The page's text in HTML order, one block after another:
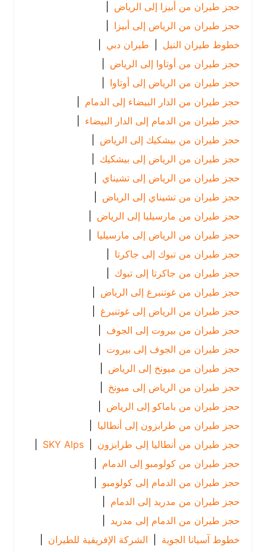
حجز طيران من أبيزا إلى الرياض
|
حجز طيران من الرياض إلى أبيزا
خطوط طيران النيل | طيران دبي |
حجز طيران من أوتاوا إلى الرياض
|
حجز طيران من الرياض إلى أوتاوا |
حجز طيران من الدار البيضاء إلى الدمام
|
حجز طيران من الدمام إلى الدار البيضاء |
حجز طيران من بيشكيك إلى الرياض
|
حجز طيران من الرياض إلى بيشكيك |
حجز طيران من الرياض إلى تشيناي |
حجز طيران من تشيناي إلى الرياض
|
حجز طيران من مارسيليا إلى الرياض
|
حجز طيران من الرياض إلى مارسيليا |
حجز طيران من تبوك إلى جاكرتا
|
حجز طيران من جاكرتا إلى تبوك
|
حجز طيران من غوتنبرغ إلى الرياض
|
حجز طيران من الرياض إلى غوتنبرغ |
حجز طيران من بيروت إلى الجوف |
حجز طيران من الجوف إلى بيروت
|
حجز طيران من ميونخ إلى الرياض
|
حجز طيران من الرياض إلى ميونخ |
حجز طيران من باماكو إلى الرياض
|
حجز طيران من طرابزون إلى أنطاليا
|
حجز طيران من أنطاليا إلى طرابزون |
SKY Alps
|
حجز طيران من كولومبو إلى الدمام
|
حجز طيران من الدمام إلى كولومبو |
حجز طيران من مدريد إلى الدمام
|
حجز طيران من الدمام إلى مدريد |
خطوط آسيانا الجوية
| الشركة الإفريقية للطيران |